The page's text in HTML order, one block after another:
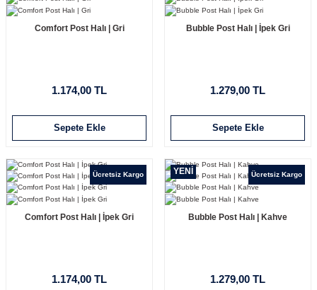
Comfort Post Halı | Gri
1.174,00 TL
Sepete Ekle
Bubble Post Halı | İpek Gri
1.279,00 TL
Sepete Ekle
Ücretsiz Kargo
Comfort Post Halı | İpek Gri
1.174,00 TL
YENİ Ücretsiz Kargo
Bubble Post Halı | Kahve
1.279,00 TL